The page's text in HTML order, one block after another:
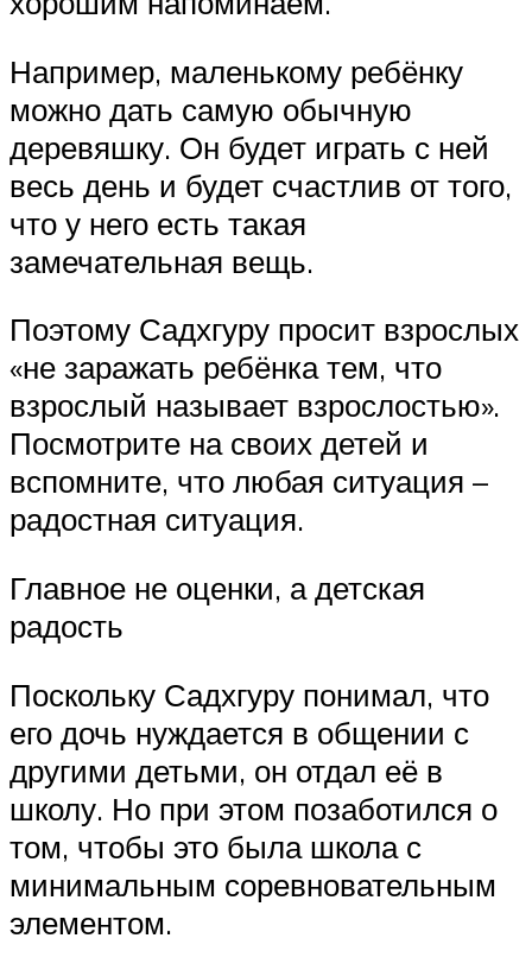
Например, маленькому ребёнку
можно дать самую обычную
деревяшку. Он будет играть с ней
весь день и будет счастлив от того,
что у него есть такая
замечательная вещь.
Поэтому Садхгуру просит взрослых
«не заражать ребёнка тем, что
взрослый называет взрослостью».
Посмотрите на своих детей и
вспомните, что любая ситуация –
радостная ситуация.
Главное не оценки, а детская
радость
Поскольку Садхгуру понимал, что
его дочь нуждается в общении с
другими детьми, он отдал её в
школу. Но при этом позаботился о
том, чтобы это была школа с
минимальным соревновательным
элементом.